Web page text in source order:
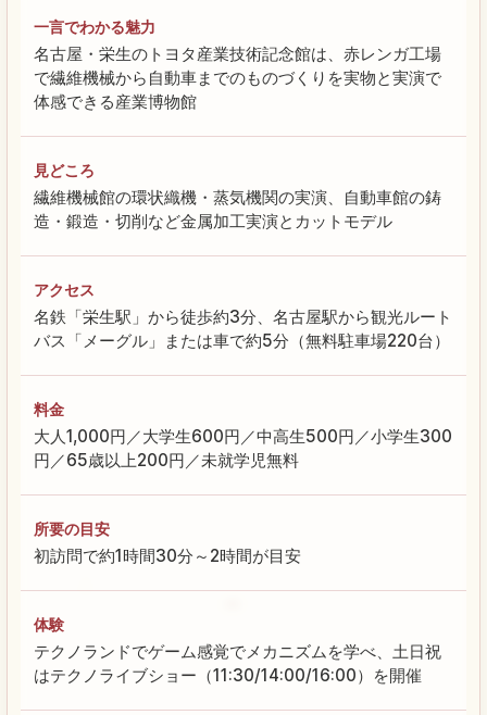
一言でわかる魅力
名古屋・栄生のトヨタ産業技術記念館は、赤レンガ工場
で繊維機械から自動車までのものづくりを実物と実演で
体感できる産業博物館
見どころ
繊維機械館の環状織機・蒸気機関の実演、自動車館の鋳
造・鍛造・切削など金属加工実演とカットモデル
アクセス
名鉄「栄生駅」から徒歩約3分、名古屋駅から観光ルート
バス「メーグル」または車で約5分（無料駐車場220台）
料金
大人1,000円／大学生600円／中高生500円／小学生300
円／65歳以上200円／未就学児無料
所要の目安
初訪問で約1時間30分～2時間が目安
体験
テクノランドでゲーム感覚でメカニズムを学べ、土日祝
はテクノライブショー（11:30/14:00/16:00）を開催